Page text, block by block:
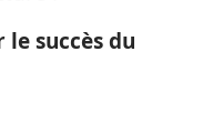
succès du